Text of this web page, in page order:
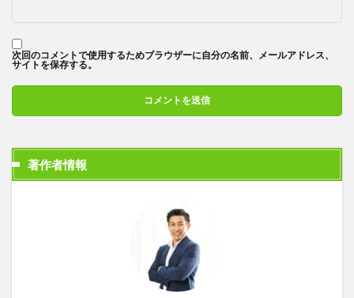
次回のコメントで使用するためブラウザーに自分の名前、メールアドレス、
サイトを保存する。
著作者情報